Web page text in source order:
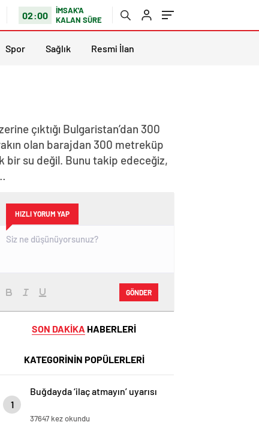
02:00
İMSAK'A
KALAN SÜRE
Spor Sağlık Resmi İlan
çıktığı Bulgaristan’dan 300
olan barajdan 300 metreküp
bir su değil. Bunu takip edeceğiz,
HIZLI YORUM YAP
GÖNDER
SON DAKİKA HABERLERİ
KATEGORİNİN POPÜLERLERİ
1
Buğdayda ‘ilaç atmayın’ uyarısı
37647 kez okundu